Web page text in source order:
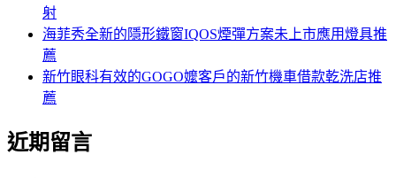
射
海菲秀全新的隱形鐵窗IQOS煙彈方案未上市應用燈具推
薦
新竹眼科有效的GOGO嬤客戶的新竹機車借款乾洗店推
薦
近期留言